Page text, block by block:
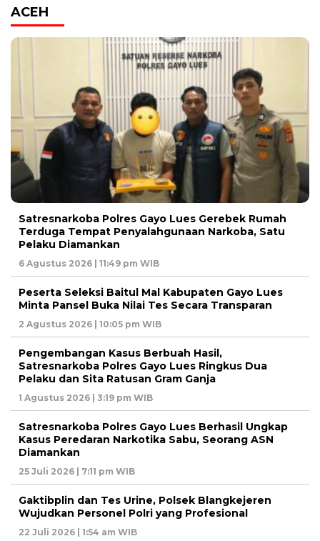
ACEH
Satresnarkoba Polres Gayo Lues Gerebek Rumah
Terduga Tempat Penyalahgunaan Narkoba, Satu
Pelaku Diamankan
6 Agustus 2026 | 11:49 pm WIB
Peserta Seleksi Baitul Mal Kabupaten Gayo Lues
Minta Pansel Buka Nilai Tes Secara Transparan
2 Agustus 2026 | 10:05 pm WIB
Pengembangan Kasus Berbuah Hasil,
Satresnarkoba Polres Gayo Lues Ringkus Dua
Pelaku dan Sita Ratusan Gram Ganja
1 Agustus 2026 | 3:19 pm WIB
Satresnarkoba Polres Gayo Lues Berhasil Ungkap
Kasus Peredaran Narkotika Sabu, Seorang ASN
Diamankan
25 Juli 2026 | 7:11 pm WIB
Gaktibplin dan Tes Urine, Polsek Blangkejeren
Wujudkan Personel Polri yang Profesional
22 Juli 2026 | 1:54 am WIB